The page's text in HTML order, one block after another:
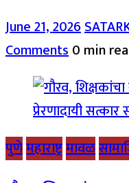
June 21, 2026
Comments0 min
पुणेमहाराष्ट्रमावळ